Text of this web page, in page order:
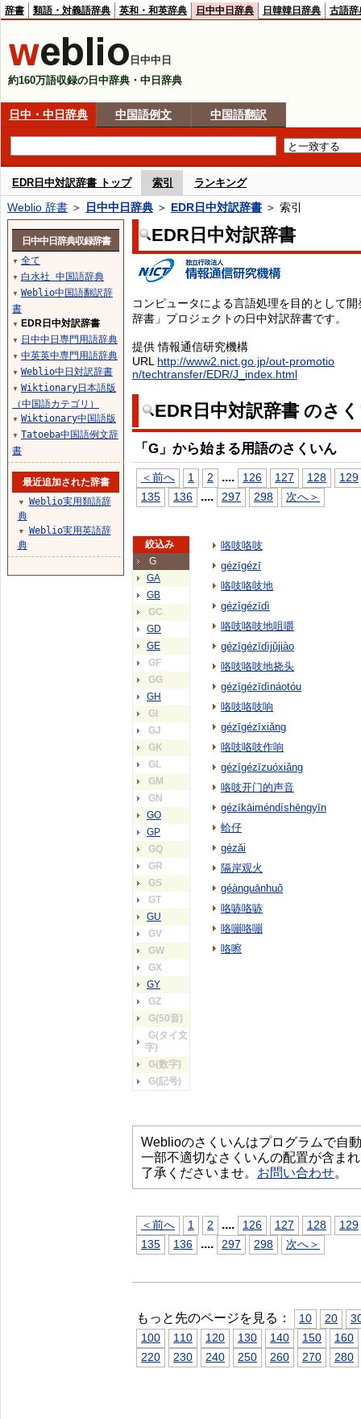
辞書 類語・対義語辞典 英和・和英辞典 日中中日辞典 日韓韓日辞典 古語辞
日中中日
約160万語収録の日中辞典・中日辞典
日中・中日辞典 中国語例文 中国語翻訳
EDR日中対訳辞書 トップ 索引 ランキング
Weblio 辞書 ＞ 日中中日辞典 ＞ EDR日中対訳辞書 ＞ 索引
EDR日中対訳辞書
コンピュータによる言語処理を目的として
辞書」プロジェクトの日中対訳辞書です。
提供 情報通信研究機構
URL http://www2.nict.go.jp/out-promotio
n/techtransfer/EDR/J_index.html
EDR日中対訳辞書 のさ
「G」から始まる用語のさくいん
＜前へ 1 2 .... 126 127 128
129
135
136 .... 297 298 次へ＞
絞込み
G
GA
GB
GC
GD
GE
GF
GG
GH
GI
GJ
GK
GL
GM
GN
GO
GP
GQ
GR
GS
GT
GU
GV
GW
GX
GY
GZ
G(50音)
G(タイ文
字)
G(数字)
G(記号)
咯吱咯吱
gézīgézī
咯吱咯吱地
gézīgézīdì
咯吱咯吱地咀嚼
gézīgézīdìjǔjiào
咯吱咯吱地挠头
gézīgézīdìnáotóu
咯吱咯吱响
gézīgézīxiǎng
咯吱咯吱作响
gézīgézīzuóxiǎng
咯吱开门的声音
gézīkāiméndíshēngyīn
蛤仔
gézǎi
隔岸观火
géànguānhuǒ
咯哧咯哧
咯嘣咯嘣
咯嚓
Weblioのさくいんはプログラムで自
一部不適切なさくいんの配置が含ま
了承くださいませ。 お問い合わせ。
＜前へ 1 2 .... 126 127 128
129
135
136 .... 297 298 次へ＞
もっと先のページを見る： 10 20
100
110 120 130 140 150
160
220
230 240 250 260 270 280
日中中日辞典収録辞書
▼ 全て
▼ 白水社 中国語辞典
▼ Weblio中国語翻訳辞
書
▼ EDR日中対訳辞書
▼ 日中中日専門用語辞典
▼ 中英英中専門用語辞典
▼ Weblio中日対訳辞書
▼ Wiktionary日本語版
（中国語カテゴリ）
▼ Wiktionary中国語版
▼ Tatoeba中国語例文辞
書
最近追加された辞書
▼
Weblio実用類語辞
典
▼
Weblio実用英語辞
典